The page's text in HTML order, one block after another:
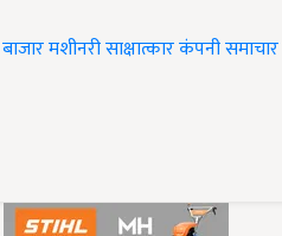
बाजारमशीनरीसाक्षात्कारकंपनी समाचार